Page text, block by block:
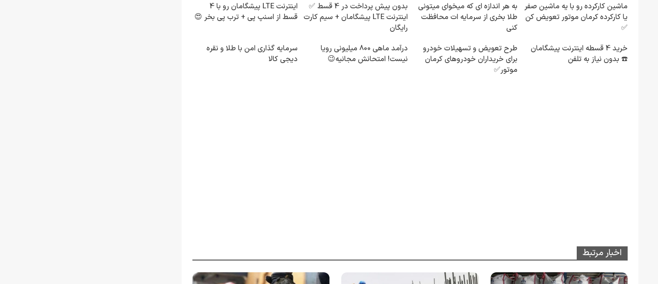
ماشین کارکرده رو با یه ماشین صفر
یا کارکرده کرمان موتور تعویض کن
✅
به هر اندازه ای که میخوای میتونی
طلا بخری از سرمایه ات محافظت
کنی
بدون پیش پرداخت در 4 قسط ✅
اینترنت LTE پیشگامان + سیم کارت
رایگان
اینترنت LTE پیشگامان رو با 4
قسط از اسنپ پی + ترب پی بخر 😍
خرید 4 قسطه اینترنت پیشگامان
☎️ بدون نیاز به تلفن
طرح تعویض و تسهیلات خودرو
برای خریداران خودروهای کرمان
موتور✅
درآمد ماهی 800 میلیونی رویا
نیست! امتحانش مجانیه😉
سرمایه گذاری امن با طلا و نقره
دیجی کالا
اخبار مرتبط